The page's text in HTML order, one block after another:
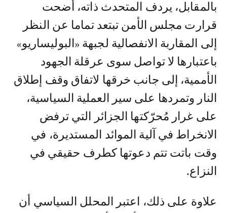
بالمقابل، يردف المتحدث ذاته، أضحت
قرارت مجلس الأمن تبتعد تماما عن النظر
إلى المقاربة الانفصالية لجبهة «البوليساريو»
باعتبارها لا تواصل سوى عرقلة الجهود
الأممية، إلى جانب خرقها لاتفاق وقف إطلاق
النار وتمردها على سير العملية السياسية،
على غرار مُحرّكتها الجزائر التي ترفض
الانخراط في آلية الموائد المستديرة، في
وقت باتت تتم دعوتها كطرف حقيقي في
النزاع.
علاوة على ذلك، اعتبر المحلل السياسي أن